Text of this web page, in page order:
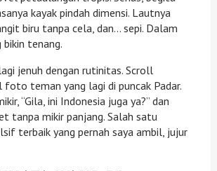
kayak pindah dimensi. Lautnya
biru tanpa cela, dan… sepi. Dalam
bikin tenang.
jenuh dengan rutinitas. Scroll
foto teman yang lagi di puncak Padar.
“Gila, ini Indonesia juga ya?” dan
tanpa mikir panjang. Salah satu
terbaik yang pernah saya ambil, jujur